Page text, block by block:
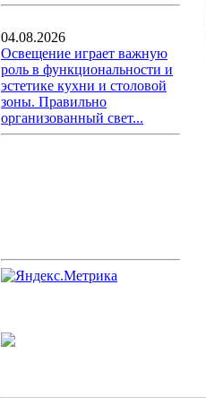
04.08.2026
Освещение играет важную
роль в функциональности и
эстетике кухни и столовой
зоны. Правильно
организованный свет...